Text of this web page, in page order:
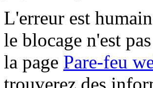
L'erreur est
le blocage n'est
la page Pare-feu